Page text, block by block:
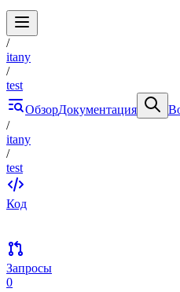
/
itany
/
test
ОбзорДокументация
/
itany
/
test
Код
Запросы
0